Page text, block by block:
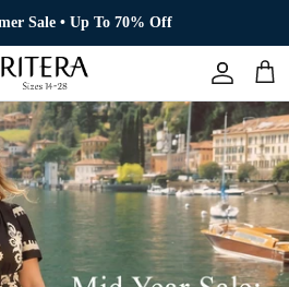
Sale • Up To 70% Off
Konto